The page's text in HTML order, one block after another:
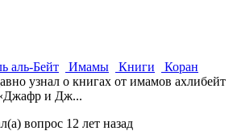
аль-Бейт Имамы Книги
Коран
узнал о книгах от имамов ахлибейт
и Дж...
вопрос 12 лет назад